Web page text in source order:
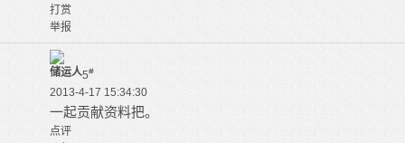
打赏
举报
储运人5#
2013-4-17 15:34:30
一起贡献资料把。
点评